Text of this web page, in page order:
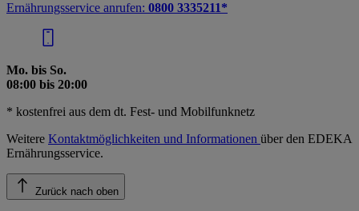
Ernährungsservice anrufen: 0800 3335211*
Mo. bis So.
08:00 bis 20:00
* kostenfrei aus dem dt. Fest- und Mobilfunknetz
Weitere Kontaktmöglichkeiten und Informationen über den EDEKA
Ernährungsservice.
Zurück nach oben